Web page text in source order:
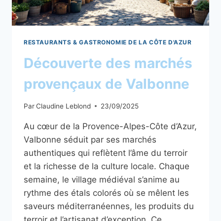
RESTAURANTS & GASTRONOMIE DE LA CÔTE D'AZUR
Découverte des marchés
provençaux de Valbonne
ParClaudine Leblond 23/09/2025
Au cœur de la Provence-Alpes-Côte d’Azur,
Valbonne séduit par ses marchés
authentiques qui reflètent l’âme du terroir
et la richesse de la culture locale. Chaque
semaine, le village médiéval s’anime au
rythme des étals colorés où se mêlent les
saveurs méditerranéennes, les produits du